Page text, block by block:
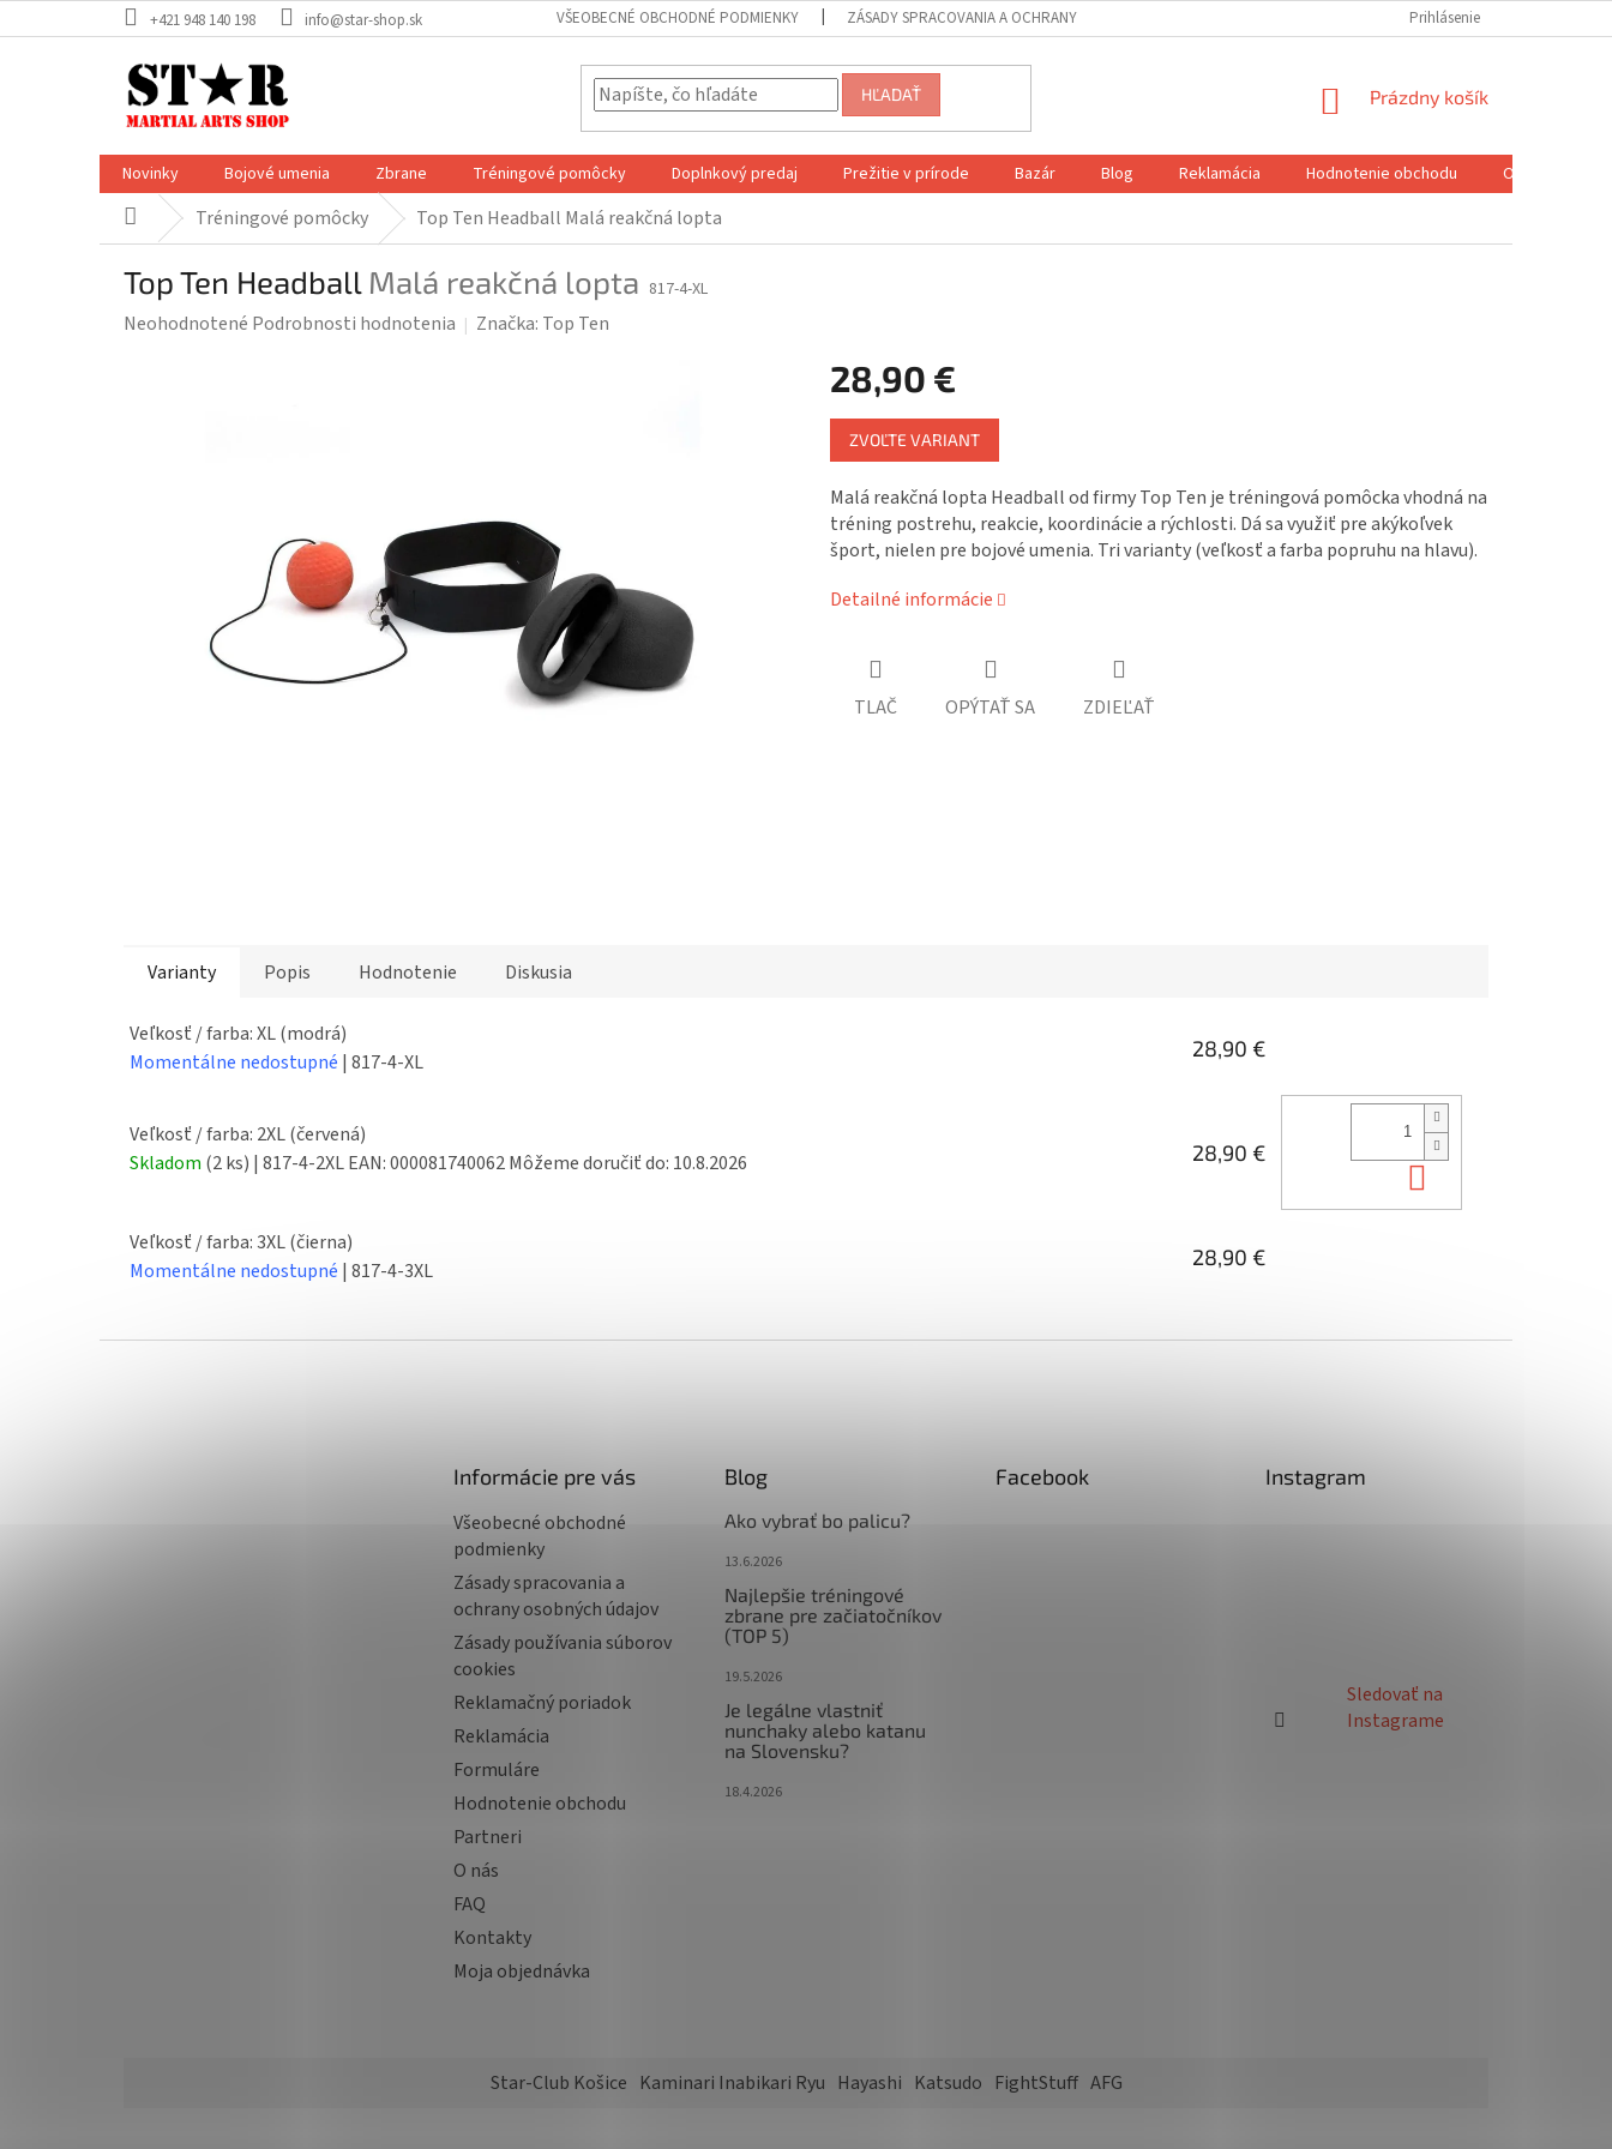
na
+421 948 140 198 info@star-shop.sk VŠEOBECNÉ OBCHODNÉ PODMIENKY ZÁSADY SPRACOVANIA A OCHRANY OSOBNÝCH ÚDAJOV ZÁSADY POUŽÍVANIA SÚBOROV COOKIES
Prihlásenie
HĽADAŤ
NÁKUPNÝ
Prázdny košík
Novinky Bojové umenia Zbrane Tréningové pomôcky Doplnkový predaj Prežitie v prírode Bazár Blog Reklamácia Hodnotenie obchodu O nás
DomovTréningové pomôcky Top Ten Headball Malá reakčná lopta
Top Ten Headball Malá reakčná lopta 817-4-XL
Priemerné
Neohodnotené Podrobnosti hodnotenia Značka: Top Ten
28,90 €
Jednotková
cena:
ZVOĽTE VARIANT
Malá reakčná lopta Headball od firmy Top Ten je tréningová pomôcka vhodná na
tréning postrehu, reakcie, koordinácie a rýchlosti. Dá sa využiť pre akýkoľvek
šport, nielen pre bojové umenia. Tri varianty (veľkosť a farba popruhu na hlavu).
Detailné informácie
TLAČ OPÝTAŤ SA ZDIEĽAŤ
Varianty Popis Hodnotenie Diskusia
Veľkosť / farba: XL (modrá)
Momentálne nedostupné | 817-4-XL
28,90 €
Veľkosť / farba: 2XL (červená)
Skladom (2 ks) | 817-4-2XLEAN:000081740062Môžeme doručiť do: 10.8.2026 28,90 €
Veľkosť / farba: 3XL (čierna)
Momentálne nedostupné | 817-4-3XL
28,90 €
Informácie pre vás
Všeobecné obchodné
podmienky
Zásady spracovania a
ochrany osobných údajov
Zásady používania súborov
cookies
Reklamačný poriadok
Reklamácia
Formuláre
Hodnotenie obchodu
Partneri
O nás
FAQ
Kontakty
Moja objednávka
Blog
Ako vybrať bo palicu?
13.6.2026
Najlepšie tréningové
zbrane pre začiatočníkov
(TOP 5)
19.5.2026
Je legálne vlastniť
nunchaky alebo katanu
na Slovensku?
18.4.2026
Facebook Instagram
Sledovať na
Instagrame
Star-Club Košice Kaminari Inabikari Ryu Hayashi Katsudo FightStuff AFG